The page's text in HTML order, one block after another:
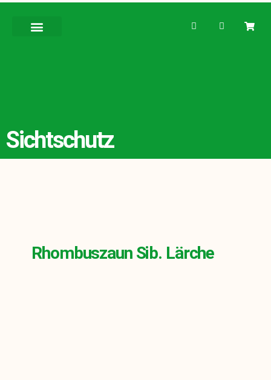
Sichtschutz
Rhombuszaun Sib. Lärche